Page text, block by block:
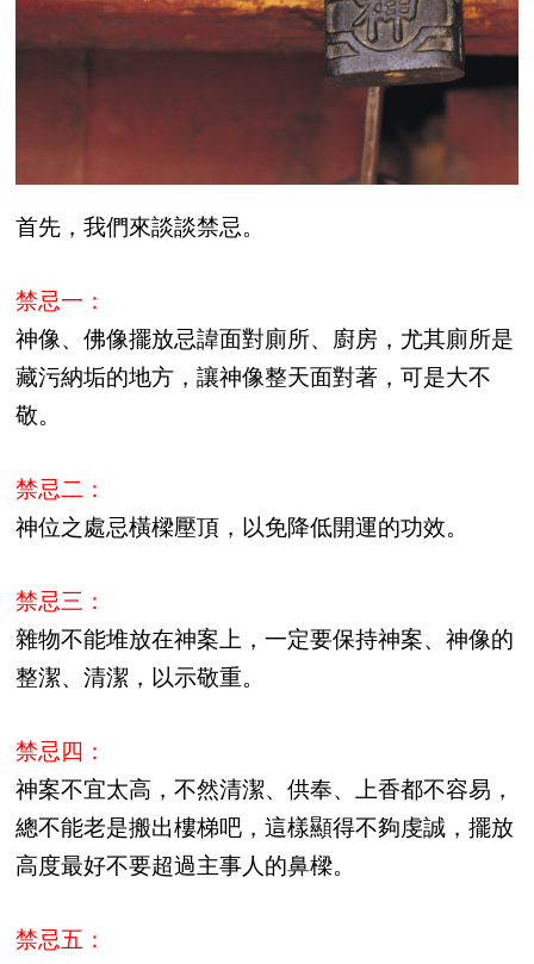
首先，我們來談談禁忌。
禁忌一：
神像、佛像擺放忌諱面對廁所、廚房，尤其廁所是
藏污納垢的地方，讓神像整天面對著，可是大不
敬。
禁忌二：
神位之處忌橫樑壓頂，以免降低開運的功效。
禁忌三：
雜物不能堆放在神案上，一定要保持神案、神像的
整潔、清潔，以示敬重。
禁忌四：
神案不宜太高，不然清潔、供奉、上香都不容易，
總不能老是搬出樓梯吧，這樣顯得不夠虔誠，擺放
高度最好不要超過主事人的鼻樑。
禁忌五：